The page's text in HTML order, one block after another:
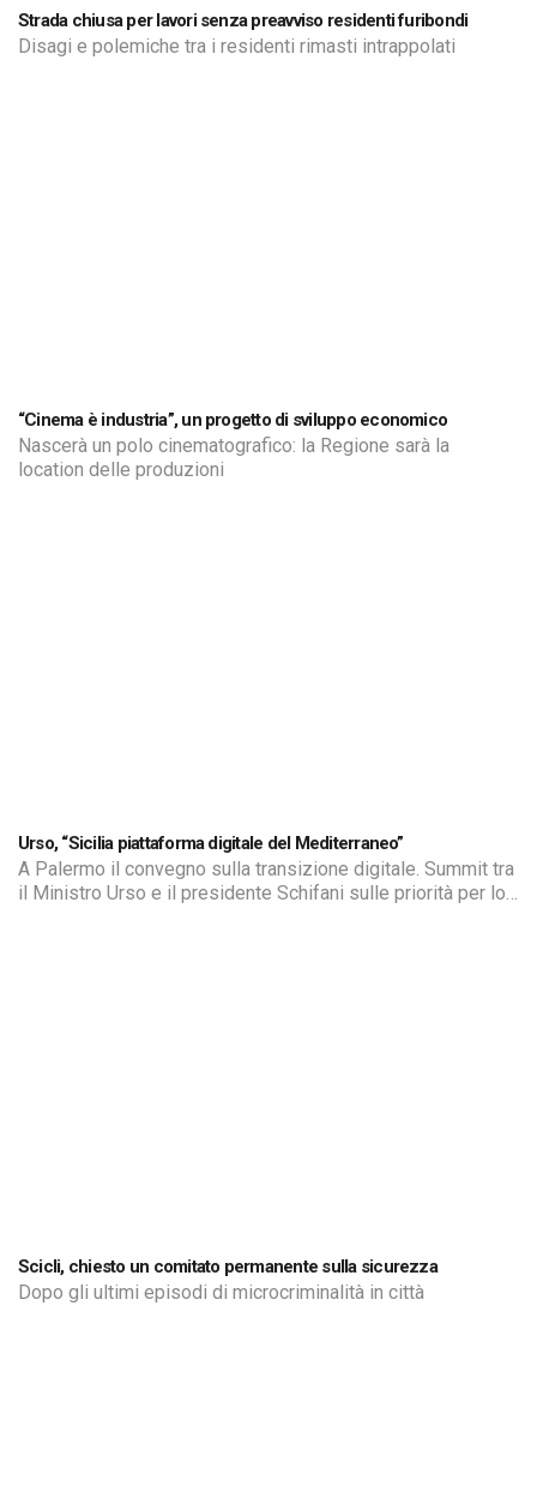
Strada chiusa per lavori senza preavviso residenti furibondi
Disagi e polemiche tra i residenti rimasti intrappolati
“Cinema è industria”, un progetto di sviluppo economico
Nascerà un polo cinematografico: la Regione sarà la
location delle produzioni
Urso, “Sicilia piattaforma digitale del Mediterraneo”
A Palermo il convegno sulla transizione digitale. Summit tra
il Ministro Urso e il presidente Schifani sulle priorità per lo
Scicli, chiesto un comitato permanente sulla sicurezza
Dopo gli ultimi episodi di microcriminalità in città